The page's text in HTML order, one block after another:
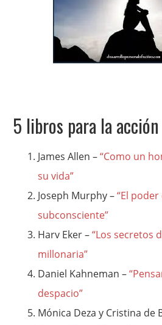
5 libros para la acción
James Allen –“Como un
su vida”
Joseph Murphy –“El
subconsciente”
Harv Eker –“Los secretos
millonaria”
Daniel Kahneman –
despacio”
Mónica Deza y Cristina de